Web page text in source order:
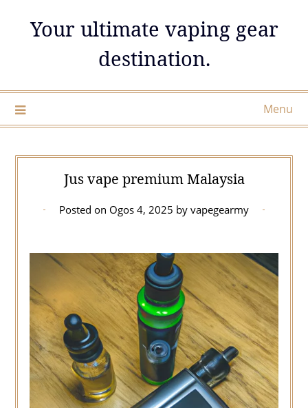
Your ultimate vaping gear
destination.
Menu
Jus vape premium Malaysia
Posted on Ogos 4, 2025 by vapegearmy